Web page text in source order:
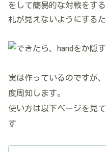
実は作っているのですが
度周知します。
使い方は以下ページを見
す